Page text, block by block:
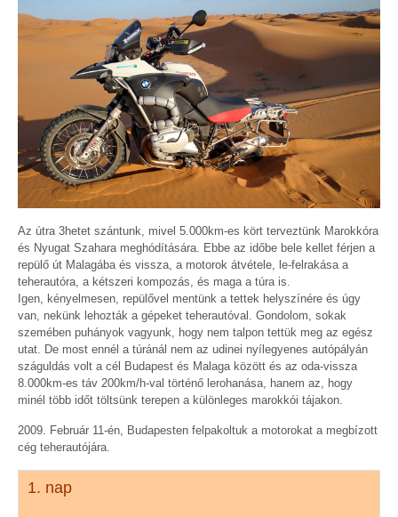
Az útra 3hetet szántunk, mivel 5.000km-es kört terveztünk Marokkóra
és Nyugat Szahara meghódítására. Ebbe az időbe bele kellet férjen a
repülő út Malagába és vissza, a motorok átvétele, le-felrakása a
teherautóra, a kétszeri kompozás, és maga a túra is.
Igen, kényelmesen, repülővel mentünk a tettek helyszínére és úgy
van, nekünk lehozták a gépeket teherautóval. Gondolom, sokak
szemében puhányok vagyunk, hogy nem talpon tettük meg az egész
utat. De most ennél a túránál nem az udinei nyílegyenes autópályán
száguldás volt a cél Budapest és Malaga között és az oda-vissza
8.000km-es táv 200km/h-val történő lerohanása, hanem az, hogy
minél több időt töltsünk terepen a különleges marokkói tájakon.
2009. Február 11-én, Budapesten felpakoltuk a motorokat a megbízott
cég teherautójára.
1. nap